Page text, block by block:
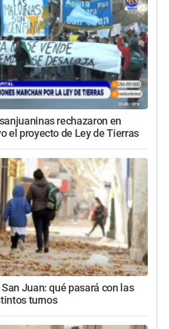
rechazaron en
el proyecto de Ley de Tierras
Juan: qué pasará con las
turnos